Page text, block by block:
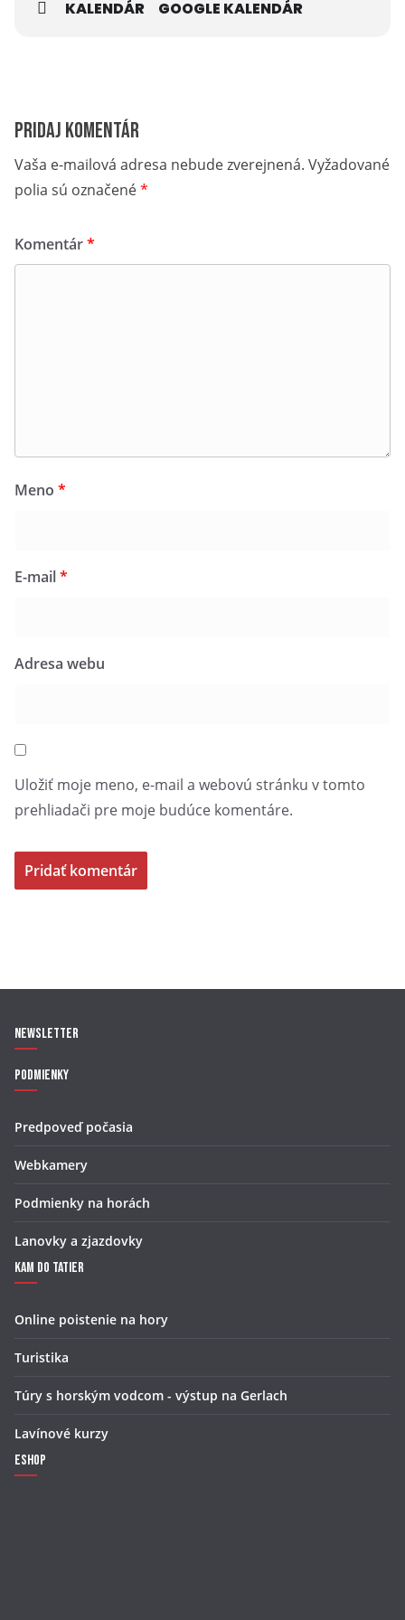
KALENDÁR GOOGLE KALENDÁR
Pridaj komentár
Vaša e-mailová adresa nebude zverejnená. Vyžadované
polia sú označené*
Komentár*
Meno *
E-mail*
Adresa webu
Uložiť moje meno, e-mail a webovú stránku v tomto
prehliadači pre moje budúce komentáre.
Newsletter
Podmienky
Predpoveď počasia
Webkamery
Podmienky na horách
Lanovky a zjazdovky
Kam do Tatier
Online poistenie na hory
Turistika
Túry s horským vodcom - výstup na Gerlach
Lavínové kurzy
Eshop